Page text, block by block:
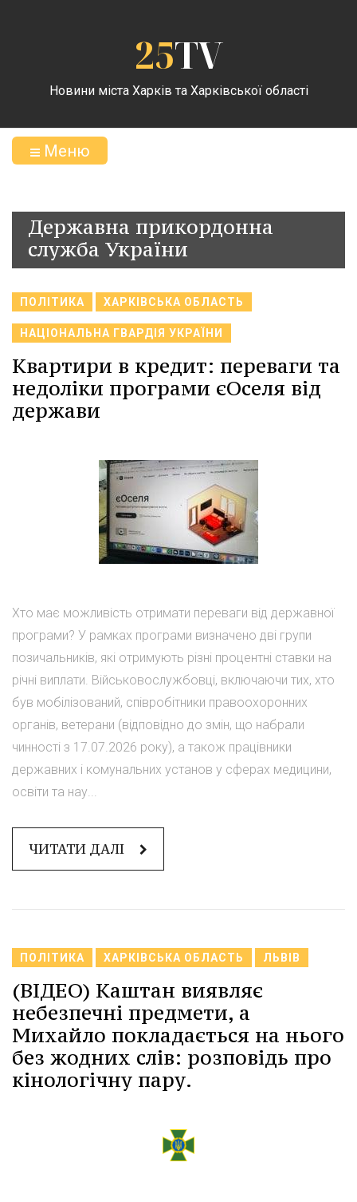
25TV
Новини міста Харків та Харківської області
Меню
Державна прикордонна
служба України
ПОЛІТИКА ХАРКІВСЬКА ОБЛАСТЬ
НАЦІОНАЛЬНА ГВАРДІЯ УКРАЇНИ
Квартири в кредит: переваги та
недоліки програми єОселя від
держави
Хто має можливість отримати переваги від державної
програми? У рамках програми визначено дві групи
позичальників, які отримують різні процентні ставки на
річні виплати. Військовослужбовці, включаючи тих, хто
був мобілізований, співробітники правоохоронних
органів, ветерани (відповідно до змін, що набрали
чинності з 17.07.2026 року), а також працівники
державних і комунальних установ у сферах медицини,
освіти та нау...
ЧИТАТИ ДАЛІ
ПОЛІТИКА ХАРКІВСЬКА ОБЛАСТЬ ЛЬВІВ
(ВІДЕО) Каштан виявляє
небезпечні предмети, а
Михайло покладається на нього
без жодних слів: розповідь про
кінологічну пару.